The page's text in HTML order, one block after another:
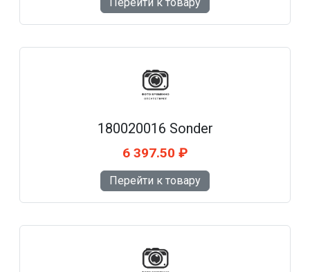
Перейти к товару
180020016 Sonder
6 397.50 ₽
Перейти к товару